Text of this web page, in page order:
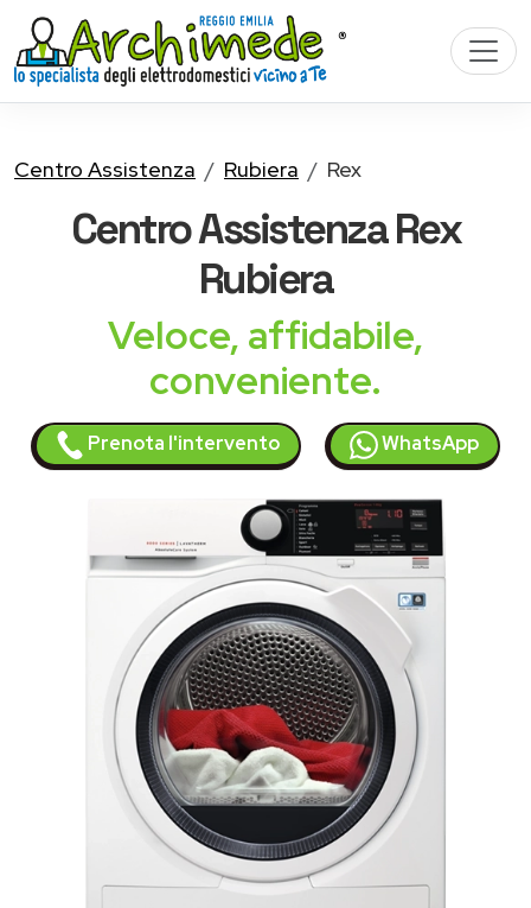
Centro Assistenza Rubiera Rex
Centro AssistenzaRex
Rubiera
Veloce, affidabile,
conveniente.
Prenota l'intervento WhatsApp